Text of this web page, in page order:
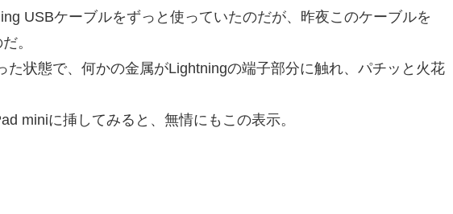
USBケーブルをずっと使っていたのだが、昨夜このケーブルを
。
た状態で、何かの金属がLightningの端子部分に触れ、パチッと火花
miniに挿してみると、無情にもこの表示。